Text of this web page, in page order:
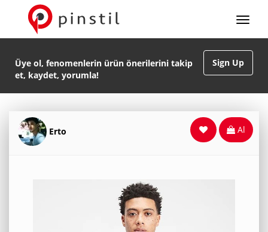
Sign Up
Üye ol, fenomenlerin ürün önerilerini takip
et, kaydet, yorumla!
Erto Al